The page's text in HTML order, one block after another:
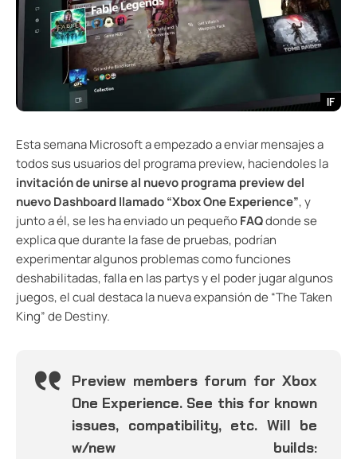
IF
Esta semana Microsoft a empezado a enviar mensajes a
todos sus usuarios del programa preview, haciendoles la
invitación de unirse al nuevo programa preview del
nuevo Dashboard llamado “Xbox One Experience”, y
junto a él, se les ha enviado un pequeñoFAQdonde se
explica que durante la fase de pruebas, podrían
experimentar algunos problemas como funciones
deshabilitadas, falla en las partys y el poder jugar algunos
juegos, el cual destaca la nueva expansión de “The Taken
King” de Destiny.
Preview members forum for Xbox
One Experience. See this for known
issues, compatibility, etc. Will be
w/new builds: